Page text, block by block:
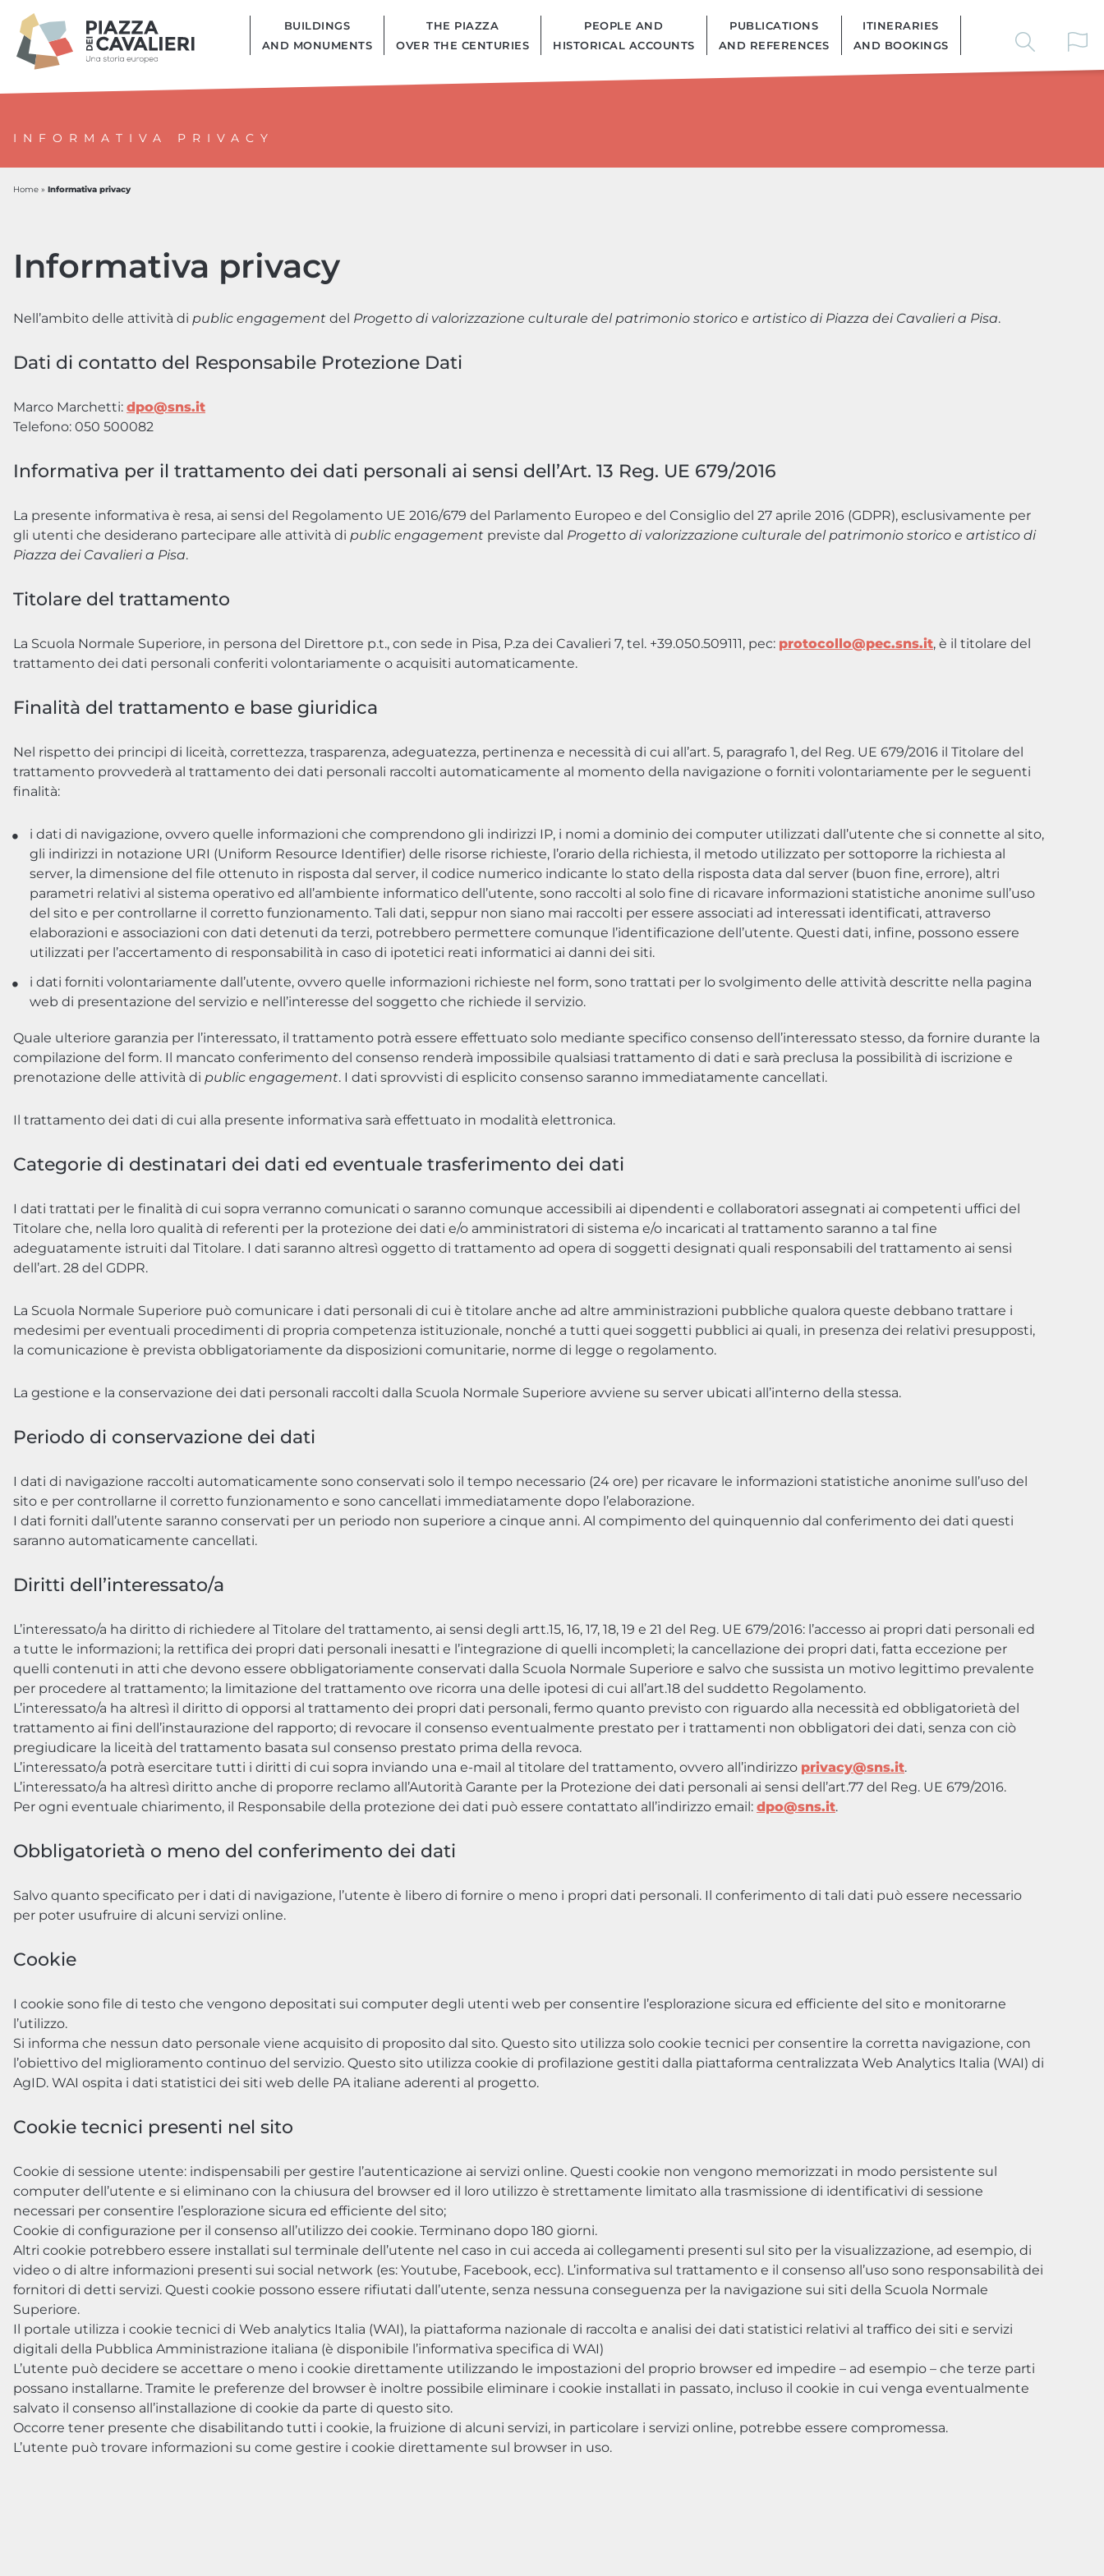
BUILDINGS
AND MONUMENTS
THE PIAZZA
OVER THE CENTURIES
PEOPLE AND
HISTORICAL ACCOUNTS
PUBLICATIONS
AND REFERENCES
ITINERARIES
AND BOOKINGS
INFORMATIVA PRIVACY
Home » Informativa privacy
Informativa privacy
Nell’ambito delle attività di public engagement del Progetto di valorizzazione culturale del patrimonio storico e artistico di Piazza dei Cavalieri a Pisa.
Dati di contatto del Responsabile Protezione Dati
Marco Marchetti:dpo@sns.it
Telefono: 050 500082
Informativa per il trattamento dei dati personali ai sensi dell’Art. 13 Reg. UE 679/2016
La presente informativa è resa, ai sensi del Regolamento UE 2016/679 del Parlamento Europeo e del Consiglio del 27 aprile 2016 (GDPR), esclusivamente per
gli utenti che desiderano partecipare alle attività di public engagement previste dal Progetto di valorizzazione culturale del patrimonio storico e artistico di
Piazza dei Cavalieri a Pisa.
Titolare del trattamento
La Scuola Normale Superiore, in persona del Direttore p.t., con sede in Pisa, P.za dei Cavalieri 7, tel. +39.050.509111, pec: protocollo@pec.sns.it, è il titolare del
trattamento dei dati personali conferiti volontariamente o acquisiti automaticamente.
Finalità del trattamento e base giuridica
Nel rispetto dei principi di liceità, correttezza, trasparenza, adeguatezza, pertinenza e necessità di cui all’art. 5, paragrafo 1, del Reg. UE 679/2016 il Titolare del
trattamento provvederà al trattamento dei dati personali raccolti automaticamente al momento della navigazione o forniti volontariamente per le seguenti
finalità:
i dati di navigazione, ovvero quelle informazioni che comprendono gli indirizzi IP, i nomi a dominio dei computer utilizzati dall’utente che si connette al sito,
gli indirizzi in notazione URI (Uniform Resource Identifier) delle risorse richieste, l’orario della richiesta, il metodo utilizzato per sottoporre la richiesta al
server, la dimensione del file ottenuto in risposta dal server, il codice numerico indicante lo stato della risposta data dal server (buon fine, errore), altri
parametri relativi al sistema operativo ed all’ambiente informatico dell’utente, sono raccolti al solo fine di ricavare informazioni statistiche anonime sull’uso
del sito e per controllarne il corretto funzionamento. Tali dati, seppur non siano mai raccolti per essere associati ad interessati identificati, attraverso
elaborazioni e associazioni con dati detenuti da terzi, potrebbero permettere comunque l’identificazione dell’utente. Questi dati, infine, possono essere
utilizzati per l’accertamento di responsabilità in caso di ipotetici reati informatici ai danni dei siti.
i dati forniti volontariamente dall’utente, ovvero quelle informazioni richieste nel form, sono trattati per lo svolgimento delle attività descritte nella pagina
web di presentazione del servizio e nell’interesse del soggetto che richiede il servizio.
Quale ulteriore garanzia per l’interessato, il trattamento potrà essere effettuato solo mediante specifico consenso dell’interessato stesso, da fornire durante la
compilazione del form. Il mancato conferimento del consenso renderà impossibile qualsiasi trattamento di dati e sarà preclusa la possibilità di iscrizione e
prenotazione delle attività di public engagement. I dati sprovvisti di esplicito consenso saranno immediatamente cancellati.
Il trattamento dei dati di cui alla presente informativa sarà effettuato in modalità elettronica.
Categorie di destinatari dei dati ed eventuale trasferimento dei dati
I dati trattati per le finalità di cui sopra verranno comunicati o saranno comunque accessibili ai dipendenti e collaboratori assegnati ai competenti uffici del
Titolare che, nella loro qualità di referenti per la protezione dei dati e/o amministratori di sistema e/o incaricati al trattamento saranno a tal fine
adeguatamente istruiti dal Titolare. I dati saranno altresì oggetto di trattamento ad opera di soggetti designati quali responsabili del trattamento ai sensi
dell’art. 28 del GDPR.
La Scuola Normale Superiore può comunicare i dati personali di cui è titolare anche ad altre amministrazioni pubbliche qualora queste debbano trattare i
medesimi per eventuali procedimenti di propria competenza istituzionale, nonché a tutti quei soggetti pubblici ai quali, in presenza dei relativi presupposti,
la comunicazione è prevista obbligatoriamente da disposizioni comunitarie, norme di legge o regolamento.
La gestione e la conservazione dei dati personali raccolti dalla Scuola Normale Superiore avviene su server ubicati all’interno della stessa.
Periodo di conservazione dei dati
I dati di navigazione raccolti automaticamente sono conservati solo il tempo necessario (24 ore) per ricavare le informazioni statistiche anonime sull’uso del
sito e per controllarne il corretto funzionamento e sono cancellati immediatamente dopo l’elaborazione.
I dati forniti dall’utente saranno conservati per un periodo non superiore a cinque anni. Al compimento del quinquennio dal conferimento dei dati questi
saranno automaticamente cancellati.
Diritti dell’interessato/a
L’interessato/a ha diritto di richiedere al Titolare del trattamento, ai sensi degli artt.15, 16, 17, 18, 19 e 21 del Reg. UE 679/2016: l’accesso ai propri dati personali ed
a tutte le informazioni; la rettifica dei propri dati personali inesatti e l’integrazione di quelli incompleti; la cancellazione dei propri dati, fatta eccezione per
quelli contenuti in atti che devono essere obbligatoriamente conservati dalla Scuola Normale Superiore e salvo che sussista un motivo legittimo prevalente
per procedere al trattamento; la limitazione del trattamento ove ricorra una delle ipotesi di cui all’art.18 del suddetto Regolamento.
L’interessato/a ha altresì il diritto di opporsi al trattamento dei propri dati personali, fermo quanto previsto con riguardo alla necessità ed obbligatorietà del
trattamento ai fini dell’instaurazione del rapporto; di revocare il consenso eventualmente prestato per i trattamenti non obbligatori dei dati, senza con ciò
pregiudicare la liceità del trattamento basata sul consenso prestato prima della revoca.
L’interessato/a potrà esercitare tutti i diritti di cui sopra inviando una e-mail al titolare del trattamento, ovvero all’indirizzo privacy@sns.it.
L’interessato/a ha altresì diritto anche di proporre reclamo all’Autorità Garante per la Protezione dei dati personali ai sensi dell’art.77 del Reg. UE 679/2016.
Per ogni eventuale chiarimento, il Responsabile della protezione dei dati può essere contattato all’indirizzo email:dpo@sns.it.
Obbligatorietà o meno del conferimento dei dati
Salvo quanto specificato per i dati di navigazione, l’utente è libero di fornire o meno i propri dati personali. Il conferimento di tali dati può essere necessario
per poter usufruire di alcuni servizi online.
Cookie
I cookie sono file di testo che vengono depositati sui computer degli utenti web per consentire l’esplorazione sicura ed efficiente del sito e monitorarne
l’utilizzo.
Si informa che nessun dato personale viene acquisito di proposito dal sito. Questo sito utilizza solo cookie tecnici per consentire la corretta navigazione, con
l’obiettivo del miglioramento continuo del servizio. Questo sito utilizza cookie di profilazione gestiti dalla piattaforma centralizzata Web Analytics Italia (WAI) di
AgID. WAI ospita i dati statistici dei siti web delle PA italiane aderenti al progetto.
Cookie tecnici presenti nel sito
Cookie di sessione utente: indispensabili per gestire l’autenticazione ai servizi online. Questi cookie non vengono memorizzati in modo persistente sul
computer dell’utente e si eliminano con la chiusura del browser ed il loro utilizzo è strettamente limitato alla trasmissione di identificativi di sessione
necessari per consentire l’esplorazione sicura ed efficiente del sito;
Cookie di configurazione per il consenso all’utilizzo dei cookie. Terminano dopo 180 giorni.
Altri cookie potrebbero essere installati sul terminale dell’utente nel caso in cui acceda ai collegamenti presenti sul sito per la visualizzazione, ad esempio, di
video o di altre informazioni presenti sui social network (es: Youtube, Facebook, ecc). L’informativa sul trattamento e il consenso all’uso sono responsabilità dei
fornitori di detti servizi. Questi cookie possono essere rifiutati dall’utente, senza nessuna conseguenza per la navigazione sui siti della Scuola Normale
Superiore.
Il portale utilizza i cookie tecnici di Web analytics Italia (WAI), la piattaforma nazionale di raccolta e analisi dei dati statistici relativi al traffico dei siti e servizi
digitali della Pubblica Amministrazione italiana (è disponibile l’informativa specifica di WAI)
L’utente può decidere se accettare o meno i cookie direttamente utilizzando le impostazioni del proprio browser ed impedire – ad esempio – che terze parti
possano installarne. Tramite le preferenze del browser è inoltre possibile eliminare i cookie installati in passato, incluso il cookie in cui venga eventualmente
salvato il consenso all’installazione di cookie da parte di questo sito.
Occorre tener presente che disabilitando tutti i cookie, la fruizione di alcuni servizi, in particolare i servizi online, potrebbe essere compromessa.
L’utente può trovare informazioni su come gestire i cookie direttamente sul browser in uso.